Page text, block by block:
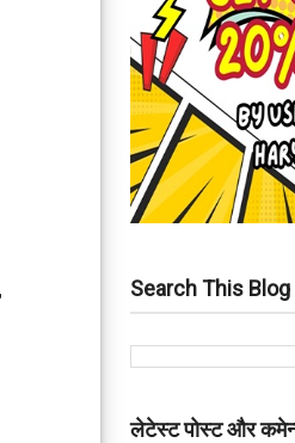
Search This Blog
लेटेस्ट पोस्ट और